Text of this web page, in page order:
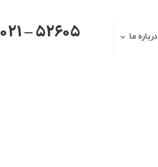
درباره ما 021 – 52605